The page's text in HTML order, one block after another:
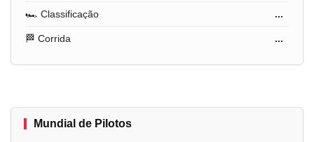
🏎️ Classificação ...
🏁 Corrida ...
Mundial de Pilotos